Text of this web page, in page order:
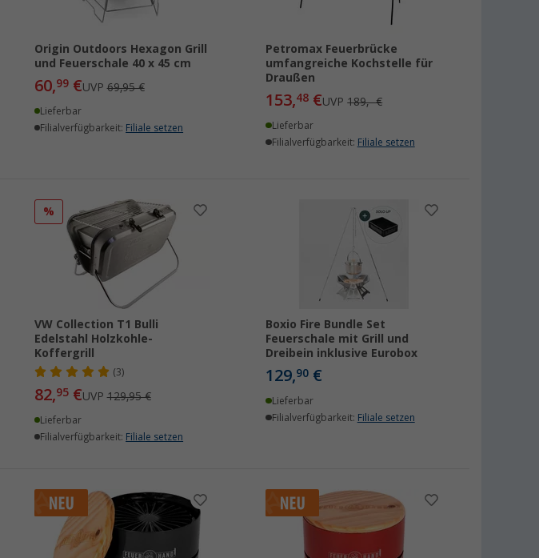
Origin Outdoors Hexagon Grill
und Feuerschale 40 x 45 cm
60,99€UVP69,95 €
Lieferbar
Filialverfügbarkeit: Filiale setzen
Petromax Feuerbrücke
umfangreiche Kochstelle für
Draußen
153,48 €UVP189,- €
Lieferbar
Filialverfügbarkeit: Filiale setzen
%
VW Collection T1 Bulli
Edelstahl Holzkohle-
Koffergrill
(3)
82,95€UVP129,95 €
Lieferbar
Filialverfügbarkeit: Filiale setzen
Boxio Fire Bundle Set
Feuerschale mit Grill und
Dreibein inklusive Eurobox
129,90 €
Lieferbar
Filialverfügbarkeit: Filiale setzen